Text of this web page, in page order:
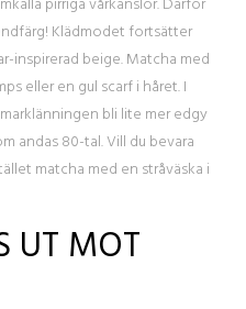
Klädmodet fortsätter
inspirerad beige. Matcha med
eller en gul scarf i håret. I
bli lite mer edgy
andas 80-tal. Vill du bevara
matcha med en stråväska i
UT MOT